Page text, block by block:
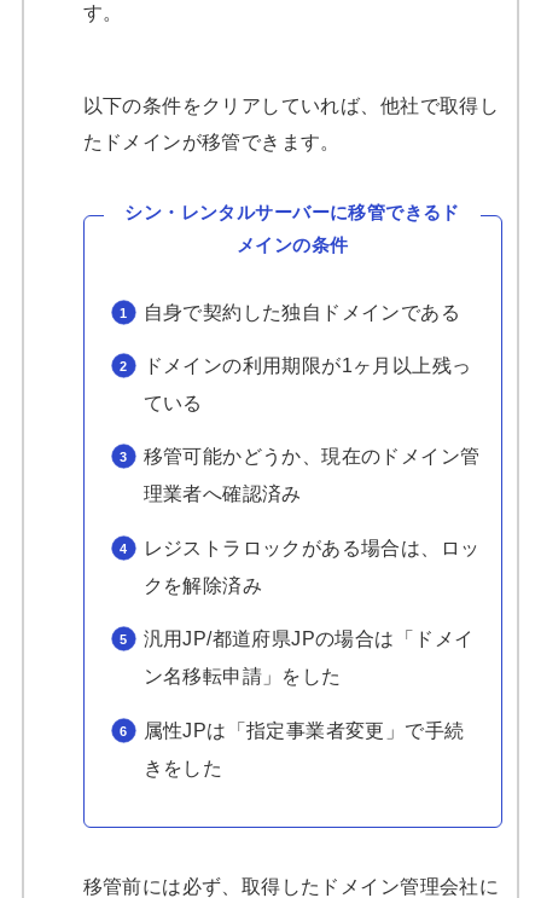
す。
以下の条件をクリアしていれば、他社で取得し
たドメインが移管できます。
シン・レンタルサーバーに移管できるド
メインの条件
自身で契約した独自ドメインである
ドメインの利用期限が1ヶ月以上残っ
ている
移管可能かどうか、現在のドメイン管
理業者へ確認済み
レジストラロックがある場合は、ロッ
クを解除済み
汎用JP/都道府県JPの場合は「ドメイ
ン名移転申請」をした
属性JPは「指定事業者変更」で手続
きをした
移管前には必ず、取得したドメイン管理会社に